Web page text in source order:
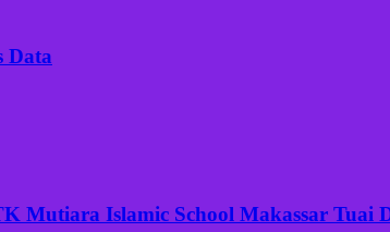
Data
Mutiara Islamic School Makassar Tuai